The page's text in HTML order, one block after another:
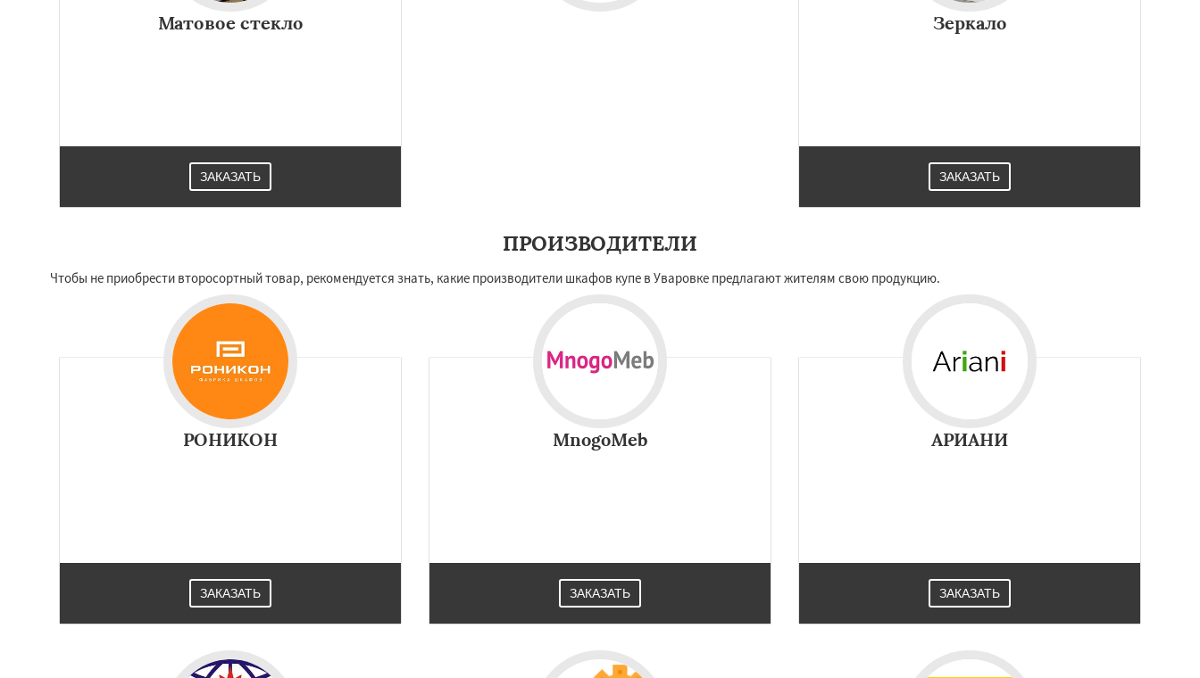
Матовое стекло
ЗАКАЗАТЬ
Зеркало
ЗАКАЗАТЬ
ПРОИЗВОДИТЕЛИ
Чтобы не приобрести второсортный товар, рекомендуется знать, какие производители шкафов купе в Уваровке предлагают жителям свою продукцию.
РОНИКОН
ЗАКАЗАТЬ
MnogoMeb
ЗАКАЗАТЬ
АРИАНИ
ЗАКАЗАТЬ